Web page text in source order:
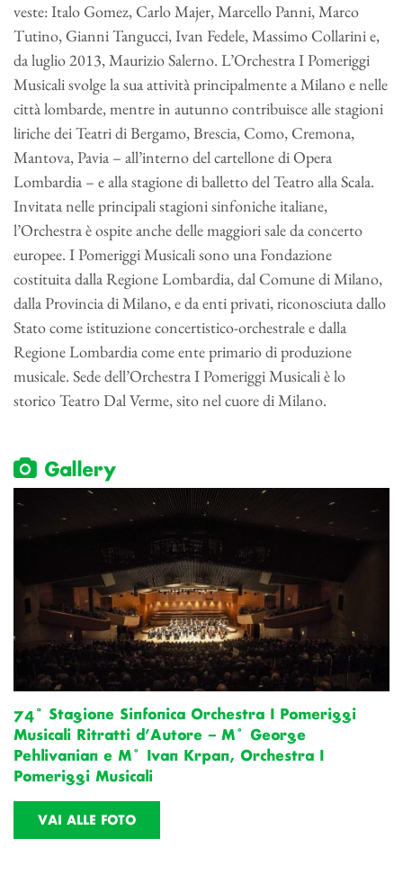
veste: Italo Gomez, Carlo Majer, Marcello Panni, Marco
Tutino, Gianni Tangucci, Ivan Fedele, Massimo Collarini e,
da luglio 2013, Maurizio Salerno. L’Orchestra I Pomeriggi
Musicali svolge la sua attività principalmente a Milano e nelle
città lombarde, mentre in autunno contribuisce alle stagioni
liriche dei Teatri di Bergamo, Brescia, Como, Cremona,
Mantova, Pavia – all’interno del cartellone di Opera
Lombardia – e alla stagione di balletto del Teatro alla Scala.
Invitata nelle principali stagioni sinfoniche italiane,
l’Orchestra è ospite anche delle maggiori sale da concerto
europee. I Pomeriggi Musicali sono una Fondazione
costituita dalla Regione Lombardia, dal Comune di Milano,
dalla Provincia di Milano, e da enti privati, riconosciuta dallo
Stato come istituzione concertistico-orchestrale e dalla
Regione Lombardia come ente primario di produzione
musicale. Sede dell’Orchestra I Pomeriggi Musicali è lo
storico Teatro Dal Verme, sito nel cuore di Milano.
Gallery
74ª Stagione Sinfonica Orchestra I Pomeriggi
Musicali Ritratti d’Autore – M° George
Pehlivanian e M° Ivan Krpan, Orchestra I
Pomeriggi Musicali
VAI ALLE FOTO